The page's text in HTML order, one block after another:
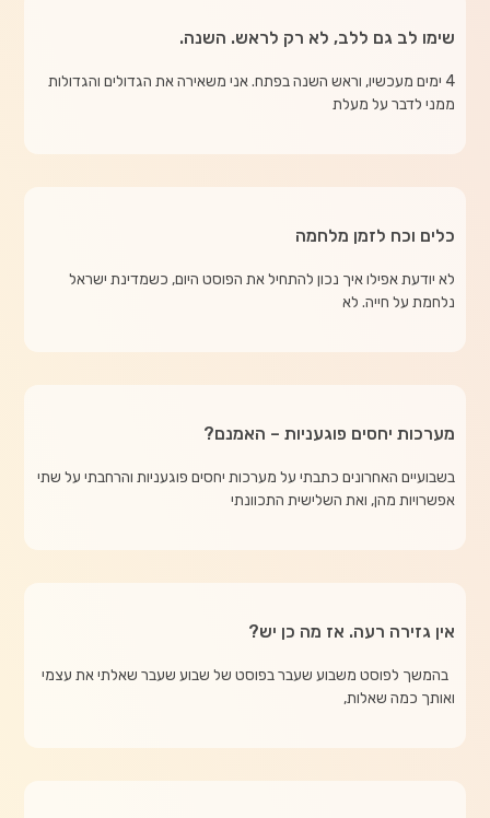
שימו לב גם ללב, לא רק לראש. השנה.
4 ימים מעכשיו, וראש השנה בפתח. אני משאירה את הגדולים והגדולות
ממני לדבר על מעלת
כלים וכח לזמן מלחמה
לא יודעת אפילו איך נכון להתחיל את הפוסט היום, כשמדינת ישראל
נלחמת על חייה. לא
מערכות יחסים פוגעניות – האמנם?
בשבועיים האחרונים כתבתי על מערכות יחסים פוגעניות והרחבתי על שתי
אפשרויות מהן, ואת השלישית התכוונתי
אין גזירה רעה. אז מה כן יש?
בהמשך לפוסט משבוע שעבר בפוסט של שבוע שעבר שאלתי את עצמי
ואותך כמה שאלות,